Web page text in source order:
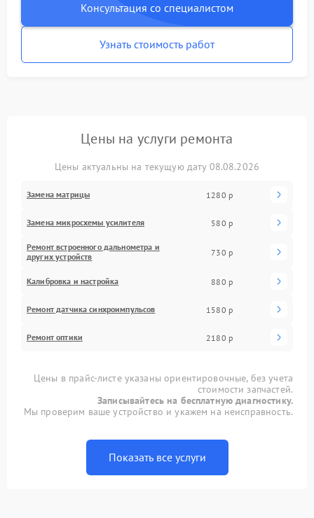
Консультация со специалистом
Узнать стоимость работ
Цены на услуги ремонта
Цены актуальны на текущую дату 08.08.2026
Замена матрицы 1280 р
Замена микросхемы усилителя 580 р
Ремонт встроенного дальнометра и
других устройств
730 р
Калибровка и настройка 880 р
Ремонт датчика синхроимпульсов 1580 р
Ремонт оптики 2180 р
Цены в прайс-листе указаны ориентировочные, без учета
стоимости запчастей.
Записывайтесь на бесплатную диагностику.
Мы проверим ваше устройство и укажем на неисправность.
Показать все услуги